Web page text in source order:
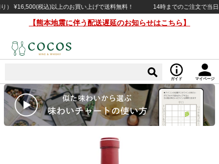
税込)以上のお買い上げで送料無料！ 14時までのご注文で当日出
【熊本地震に伴う配送遅延のお知らせはこちら】
ガイド マイページ